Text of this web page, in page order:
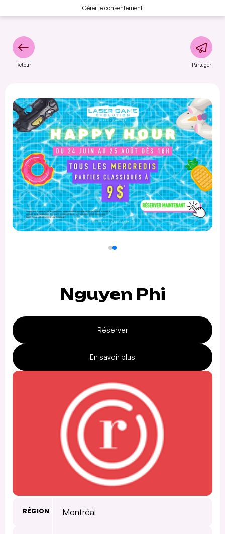
Gérer le consentement
Retour Partager
Nguyen Phi
Réserver
En savoir plus
RÉGION Montréal